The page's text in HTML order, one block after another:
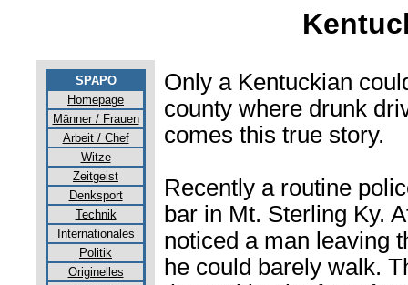
SPAPO
Homepage
Männer / Frauen
Arbeit / Chef
Witze
Zeitgeist
Denksport
Technik
Internationales
Politik
Originelles
Only a Kentuckian
county where drunk
comes this true story.
Recently a routine
bar in Mt. Sterling Ky.
noticed a man leaving
he could barely walk.